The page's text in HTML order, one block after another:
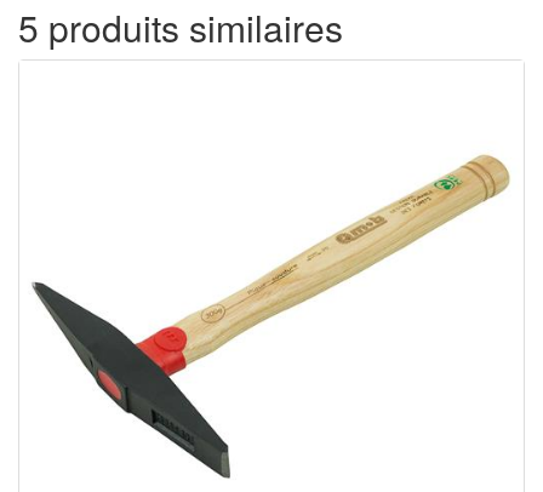
5 produits similaires